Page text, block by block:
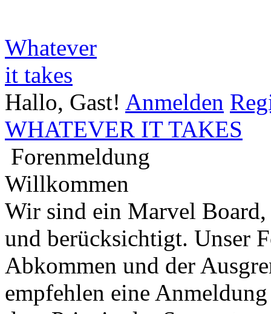
Whatever
it takes
Hallo, Gast! Anmelden
WHATEVER IT TAKES
Forenmeldung
Willkommen
Wir sind ein Marvel
und berücksichtigt. Unser
Abkommen und der
empfehlen eine